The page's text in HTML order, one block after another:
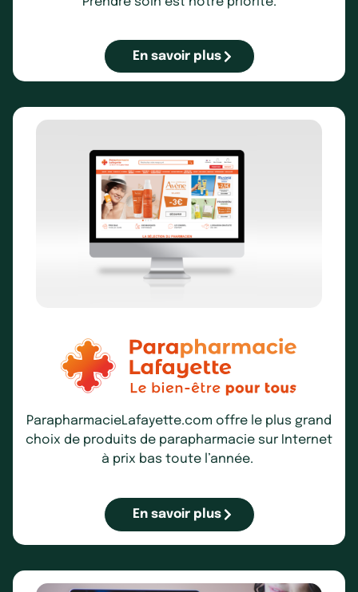
En savoir plus
ParapharmacieLafayette.com offre le plus grand
choix de produits de parapharmacie sur Internet
à prix bas toute l’année.
En savoir plus